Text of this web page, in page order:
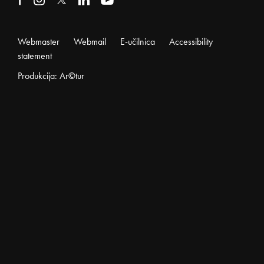
Webmaster Webmail E-učilnica
Accessibility
statement
Produkcija: Ar©tur